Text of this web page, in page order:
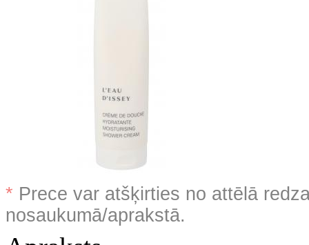
* Prece var atšķirties no attēlā
nosaukumā/aprakstā.